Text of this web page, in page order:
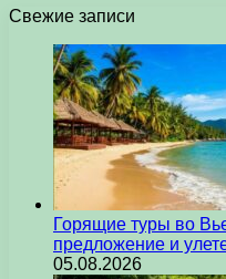
Свежие записи
Горящие туры во
предложение и
05.08.2026